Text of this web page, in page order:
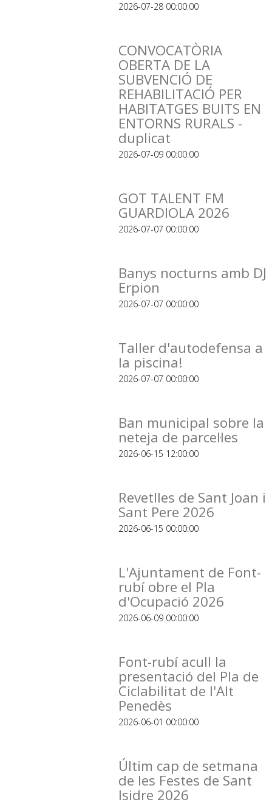
2026-07-28 00:00:00
CONVOCATÒRIA
OBERTA DE LA
SUBVENCIÓ DE
REHABILITACIÓ PER
HABITATGES BUITS EN
ENTORNS RURALS -
duplicat
2026-07-09 00:00:00
GOT TALENT FM
GUARDIOLA 2026
2026-07-07 00:00:00
Banys nocturns amb DJ
Erpion
2026-07-07 00:00:00
Taller d'autodefensa a
la piscina!
2026-07-07 00:00:00
Ban municipal sobre la
neteja de parcel·les
2026-06-15 12:00:00
Revetlles de Sant Joan i
Sant Pere 2026
2026-06-15 00:00:00
L'Ajuntament de Font-
rubí obre el Pla
d'Ocupació 2026
2026-06-09 00:00:00
Font-rubí acull la
presentació del Pla de
Ciclabilitat de l'Alt
Penedès
2026-06-01 00:00:00
Últim cap de setmana
de les Festes de Sant
Isidre 2026